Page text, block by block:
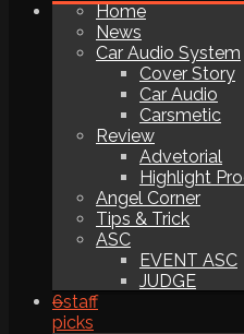
Home
News
Car Audio System
Cover Story
Car Audio
Carsmetic
Review
Advetorial
Highlight
Angel Corner
Tips & Trick
ASC
EVENT ASC
JUDGE
6staff
picks